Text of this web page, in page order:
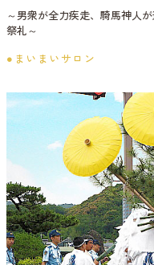
～男衆が全力疾走、騎馬神人
祭礼～
●まいまいサロン